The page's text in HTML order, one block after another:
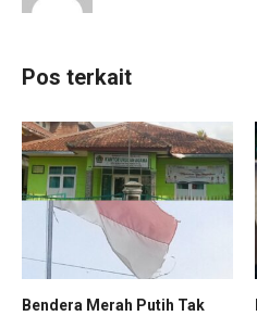
Pos terkait
Bendera Merah Putih Tak